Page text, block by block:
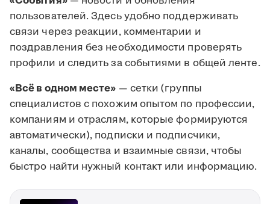
пользователей. Здесь удобно поддерживать
связи через реакции, комментарии и
поздравления без необходимости проверять
профили и следить за событиями в общей ленте.
«Всё в одном месте» — сетки (группы
специалистов с похожим опытом по профессии,
компаниям и отраслям, которые формируются
автоматически), подписки и подписчики,
каналы, сообщества и взаимные связи, чтобы
быстро найти нужный контакт или информацию.